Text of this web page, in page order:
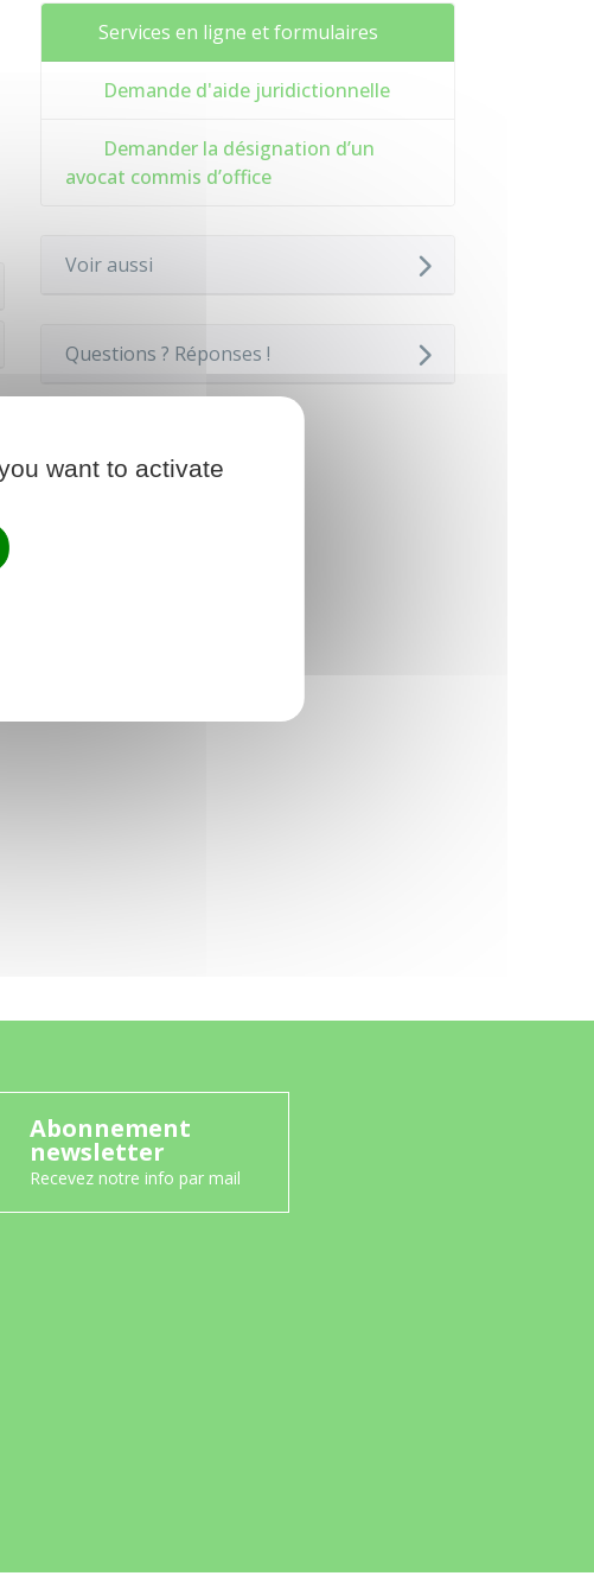
Services en ligne et formulaires
Demande d'aide juridictionnelle
Demander la désignation d’un
avocat commis d’office
Voir aussi
Questions ? Réponses !
Abonnement
newsletter
Recevez notre info par mail
want to activate